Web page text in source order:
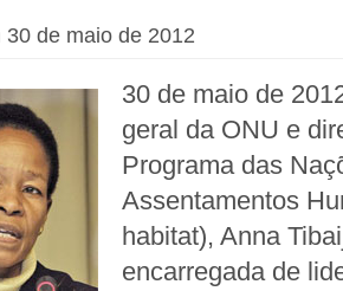
30 de maio de 2012
30 de maio de
geral da ONU e
Programa das
Assentamentos
habitat), Anna
encarregada de